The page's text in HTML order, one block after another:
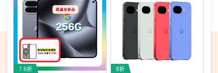
7.6折
8折